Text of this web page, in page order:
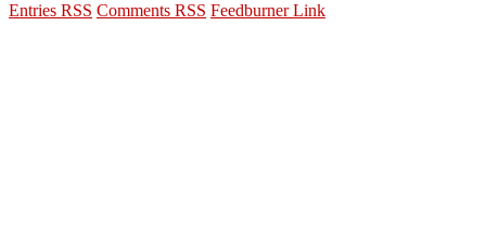
Entries RSS Comments RSS Feedburner Link